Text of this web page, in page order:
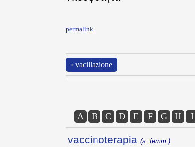
permalink
‹ vacillazione
A B C D E F G H I
vaccinoterapia (s. femm.)